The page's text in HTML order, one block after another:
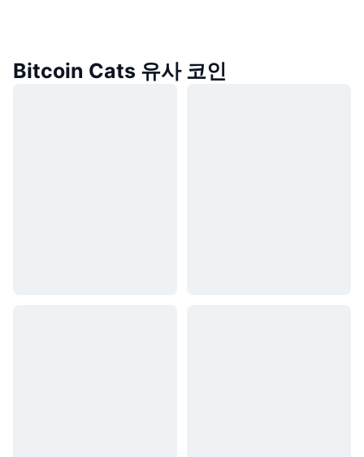
Bitcoin Cats 유사 코인